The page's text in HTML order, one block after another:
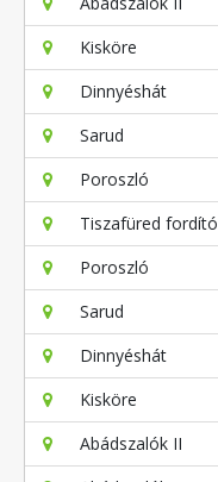
Kisköre
Dinnyéshát
Sarud
Poroszló
Tiszafüred fordító
Poroszló
Sarud
Dinnyéshát
Kisköre
Abádszalók II